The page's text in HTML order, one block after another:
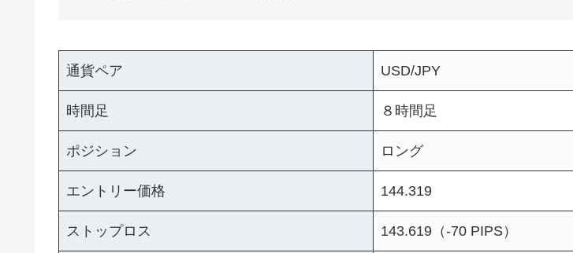
通貨ペア USD/JPY
時間足 ８時間足
ポジション ロング
エントリー価格 144.319
ストップロス 143.619（-70 PIPS）